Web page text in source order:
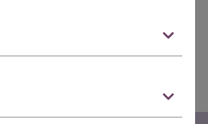
Buscar mis